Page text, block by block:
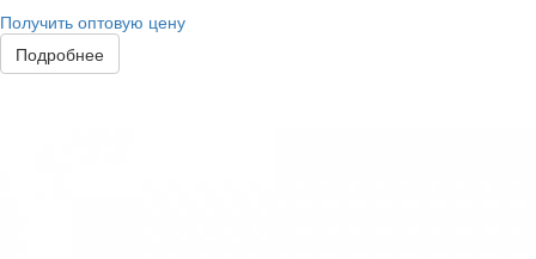
Получить оптовую цену
Подробнее